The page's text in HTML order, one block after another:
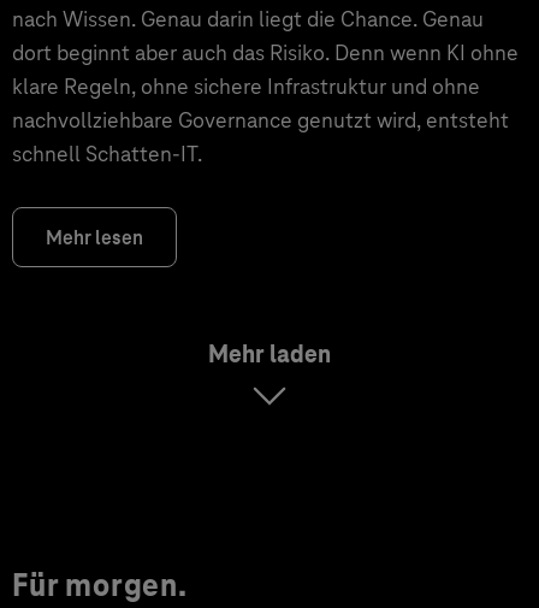
nach Wissen. Genau darin liegt die Chance. Genau
dort beginnt aber auch das Risiko. Denn wenn KI ohne
klare Regeln, ohne sichere Infrastruktur und ohne
nachvollziehbare Governance genutzt wird, entsteht
schnell Schatten-IT.
Mehr lesen
Mehr laden
Für morgen.